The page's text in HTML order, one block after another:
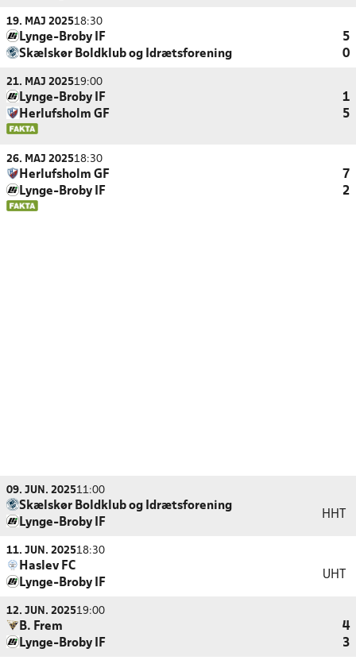
19. MAJ 202518:30
Lynge-Broby IF
5
Skælskør Boldklub og Idrætsforening
0
21. MAJ 202519:00
Lynge-Broby IF
1
Herlufsholm GF
5
26. MAJ 202518:30
Herlufsholm GF
7
Lynge-Broby IF
2
09. JUN. 202511:00
Skælskør Boldklub og Idrætsforening
Lynge-Broby IF
HHT
11. JUN. 202518:30
Haslev FC
Lynge-Broby IF
UHT
12. JUN. 202519:00
B. Frem
4
Lynge-Broby IF
3